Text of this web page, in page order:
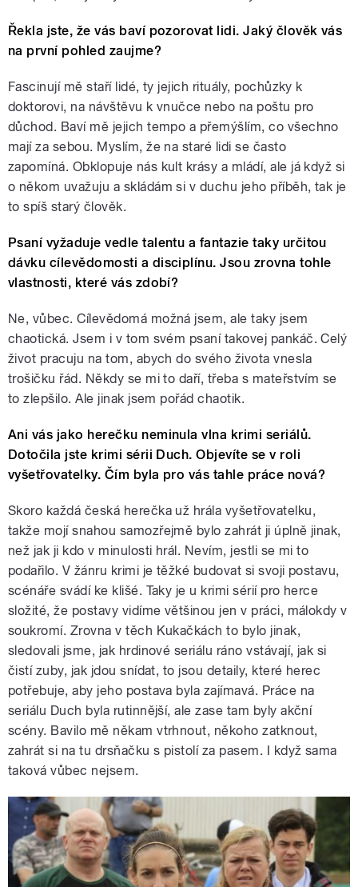
Řekla jste, že vás baví pozorovat lidi. Jaký člověk vás
na první pohled zaujme?
Fascinují mě staří lidé, ty jejich rituály, pochůzky k
doktorovi, na návštěvu k vnučce nebo na poštu pro
důchod. Baví mě jejich tempo a přemýšlím, co všechno
mají za sebou. Myslím, že na staré lidi se často
zapomíná. Obklopuje nás kult krásy a mládí, ale já když si
o někom uvažuju a skládám si v duchu jeho příběh, tak je
to spíš starý člověk.
Psaní vyžaduje vedle talentu a fantazie taky určitou
dávku cílevědomosti a disciplínu. Jsou zrovna tohle
vlastnosti, které vás zdobí?
Ne, vůbec. Cílevědomá možná jsem, ale taky jsem
chaotická. Jsem i v tom svém psaní takovej pankáč. Celý
život pracuju na tom, abych do svého života vnesla
trošičku řád. Někdy se mi to daří, třeba s mateřstvím se
to zlepšilo. Ale jinak jsem pořád chaotik.
Ani vás jako herečku neminula vlna krimi seriálů.
Dotočila jste krimi sérii Duch. Objevíte se v roli
vyšetřovatelky. Čím byla pro vás tahle práce nová?
Skoro každá česká herečka už hrála vyšetřovatelku,
takže mojí snahou samozřejmě bylo zahrát ji úplně jinak,
než jak ji kdo v minulosti hrál. Nevím, jestli se mi to
podařilo. V žánru krimi je těžké budovat si svoji postavu,
scénáře svádí ke klišé. Taky je u krimi sérií pro herce
složité, že postavy vidíme většinou jen v práci, málokdy v
soukromí. Zrovna v těch Kukačkách to bylo jinak,
sledovali jsme, jak hrdinové seriálu ráno vstávají, jak si
čistí zuby, jak jdou snídat, to jsou detaily, které herec
potřebuje, aby jeho postava byla zajímavá. Práce na
seriálu Duch byla rutinnější, ale zase tam byly akční
scény. Bavilo mě někam vtrhnout, někoho zatknout,
zahrát si na tu drsňačku s pistolí za pasem. I když sama
taková vůbec nejsem.